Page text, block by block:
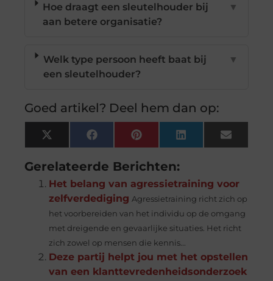
Hoe draagt een sleutelhouder bij
aan betere organisatie?
▼
Welk type persoon heeft baat bij
een sleutelhouder?
▼
Goed artikel? Deel hem dan op:
X
(Twitter)
FacebookPinterestLinkedInEmail
Gerelateerde Berichten:
Het belang van agressietraining voor
zelfverdediging Agressietraining richt zich op
het voorbereiden van het individu op de omgang
met dreigende en gevaarlijke situaties. Het richt
zich zowel op mensen die kennis...
Deze partij helpt jou met het opstellen
van een klanttevredenheidsonderzoek